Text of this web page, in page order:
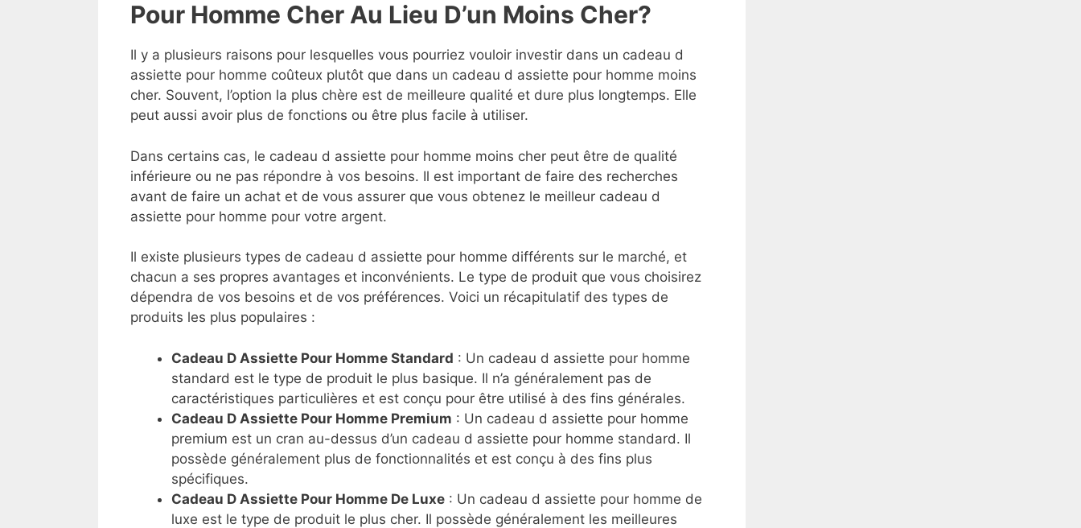
Pour Homme Cher Au Lieu D’un Moins Cher?
Il y a plusieurs raisons pour lesquelles vous pourriez vouloir investir dans un cadeau d
assiette pour homme coûteux plutôt que dans un cadeau d assiette pour homme moins
cher. Souvent, l’option la plus chère est de meilleure qualité et dure plus longtemps. Elle
peut aussi avoir plus de fonctions ou être plus facile à utiliser.
Dans certains cas, le cadeau d assiette pour homme moins cher peut être de qualité
inférieure ou ne pas répondre à vos besoins. Il est important de faire des recherches
avant de faire un achat et de vous assurer que vous obtenez le meilleur cadeau d
assiette pour homme pour votre argent.
Il existe plusieurs types de cadeau d assiette pour homme différents sur le marché, et
chacun a ses propres avantages et inconvénients. Le type de produit que vous choisirez
dépendra de vos besoins et de vos préférences. Voici un récapitulatif des types de
produits les plus populaires :
Cadeau D Assiette Pour Homme Standard : Un cadeau d assiette pour homme
standard est le type de produit le plus basique. Il n’a généralement pas de
caractéristiques particulières et est conçu pour être utilisé à des fins générales.
Cadeau D Assiette Pour Homme Premium : Un cadeau d assiette pour homme
premium est un cran au-dessus d’un cadeau d assiette pour homme standard. Il
possède généralement plus de fonctionnalités et est conçu à des fins plus
spécifiques.
Cadeau D Assiette Pour Homme De Luxe : Un cadeau d assiette pour homme de
luxe est le type de produit le plus cher. Il possède généralement les meilleures